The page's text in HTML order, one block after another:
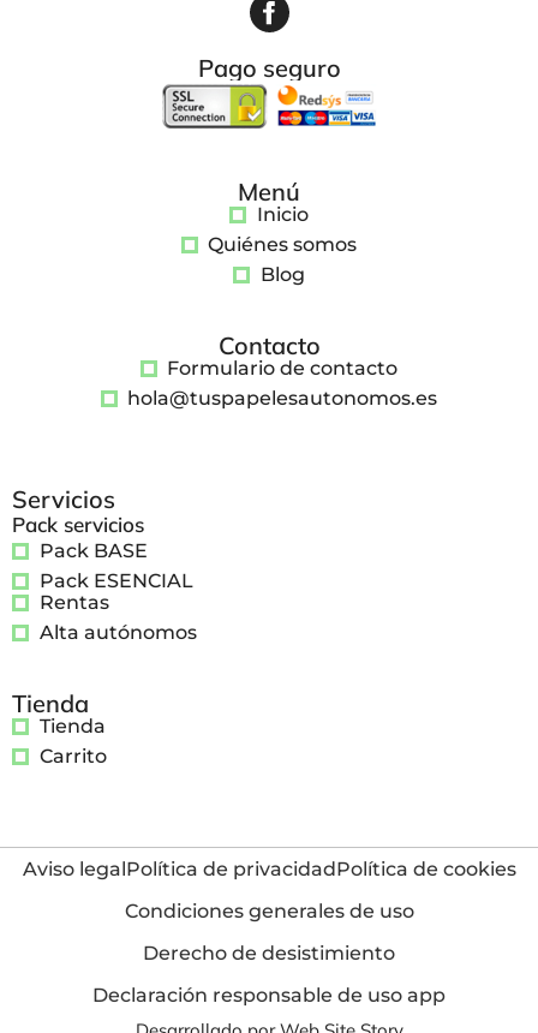
Pago seguro
Menú
Inicio
Quiénes somos
Blog
Contacto
Formulario de contacto
hola@tuspapelesautonomos.es
Servicios
Pack servicios
Pack BASE
Pack ESENCIAL
Rentas
Alta autónomos
Tienda
Tienda
Carrito
Aviso legalPolítica de privacidadPolítica de cookies
Condiciones generales de uso
Derecho de desistimiento
Declaración responsable de uso app